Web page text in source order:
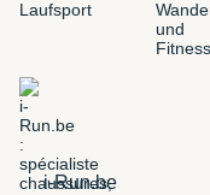
i-Run.be